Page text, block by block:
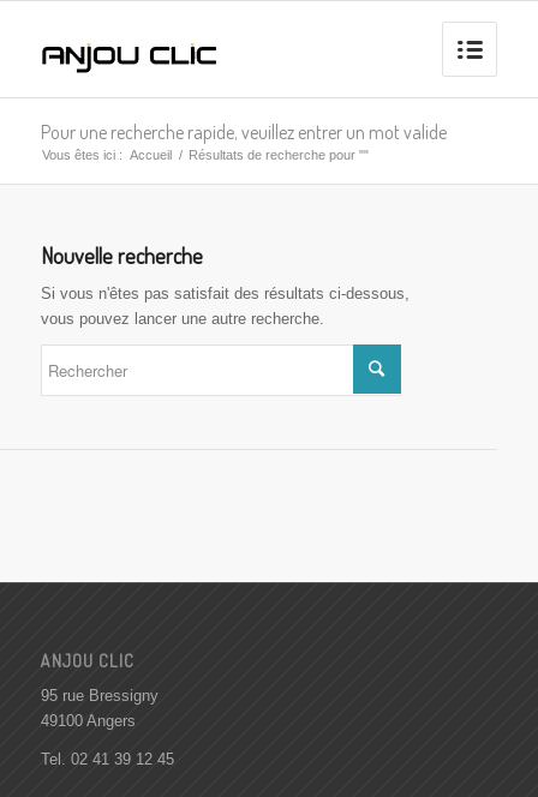
Pour une recherche rapide, veuillez entrer un mot valide
Vous êtes ici : Accueil / Résultats de recherche pour ""
Nouvelle recherche
Si vous n'êtes pas satisfait des résultats ci-dessous,
vous pouvez lancer une autre recherche.
ANJOU CLIC
95 rue Bressigny
49100 Angers
Tel. 02 41 39 12 45